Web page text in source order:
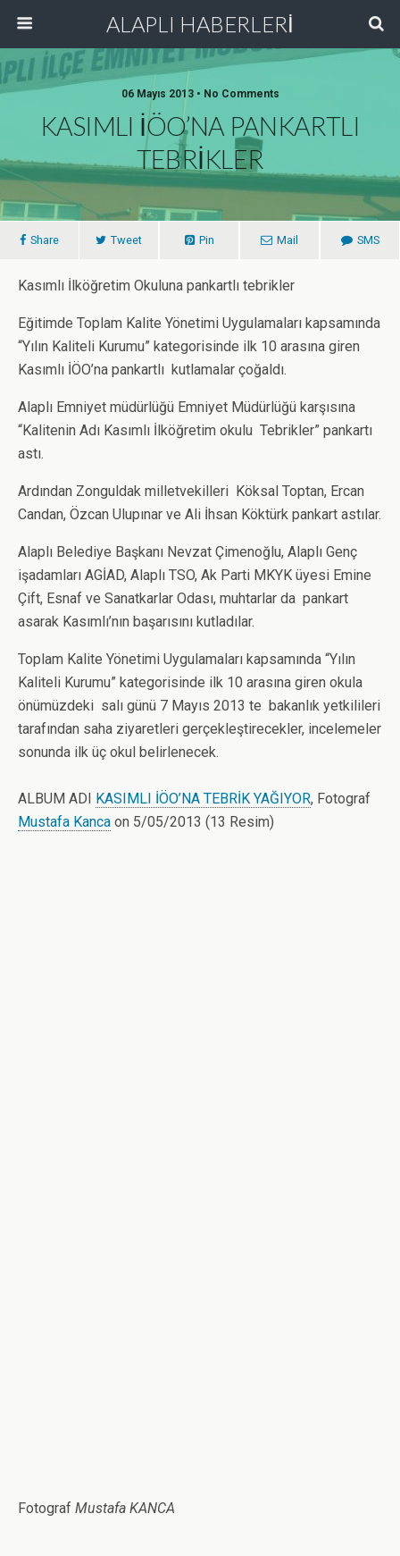
ALAPLI HABERLERİ
06 Mayıs 2013 • No Comments
KASIMLI İÖO’NA PANKARTLI
TEBRİKLER
Share Tweet Pin Mail SMS
Kasımlı İlköğretim Okuluna pankartlı tebrikler
Eğitimde Toplam Kalite Yönetimi Uygulamaları kapsamında
“Yılın Kaliteli Kurumu” kategorisinde ilk 10 arasına giren
Kasımlı İÖO’na pankartlı kutlamalar çoğaldı.
Alaplı Emniyet müdürlüğü Emniyet Müdürlüğü karşısına
“Kalitenin Adı Kasımlı İlköğretim okulu Tebrikler” pankartı
astı.
Ardından Zonguldak milletvekilleri Köksal Toptan, Ercan
Candan, Özcan Ulupınar ve Ali İhsan Köktürk pankart astılar.
Alaplı Belediye Başkanı Nevzat Çimenoğlu, Alaplı Genç
işadamları AGİAD, Alaplı TSO, Ak Parti MKYK üyesi Emine
Çift, Esnaf ve Sanatkarlar Odası, muhtarlar da pankart
asarak Kasımlı’nın başarısını kutladılar.
Toplam Kalite Yönetimi Uygulamaları kapsamında “Yılın
Kaliteli Kurumu” kategorisinde ilk 10 arasına giren okula
önümüzdeki salı günü 7 Mayıs 2013 te bakanlık yetkilileri
tarafından saha ziyaretleri gerçekleştirecekler, incelemeler
sonunda ilk üç okul belirlenecek.
ALBUM ADI KASIMLI İÖO’NA TEBRİK YAĞIYOR, Fotograf
Mustafa Kanca on 5/05/2013 (13 Resim)
Fotograf Mustafa KANCA